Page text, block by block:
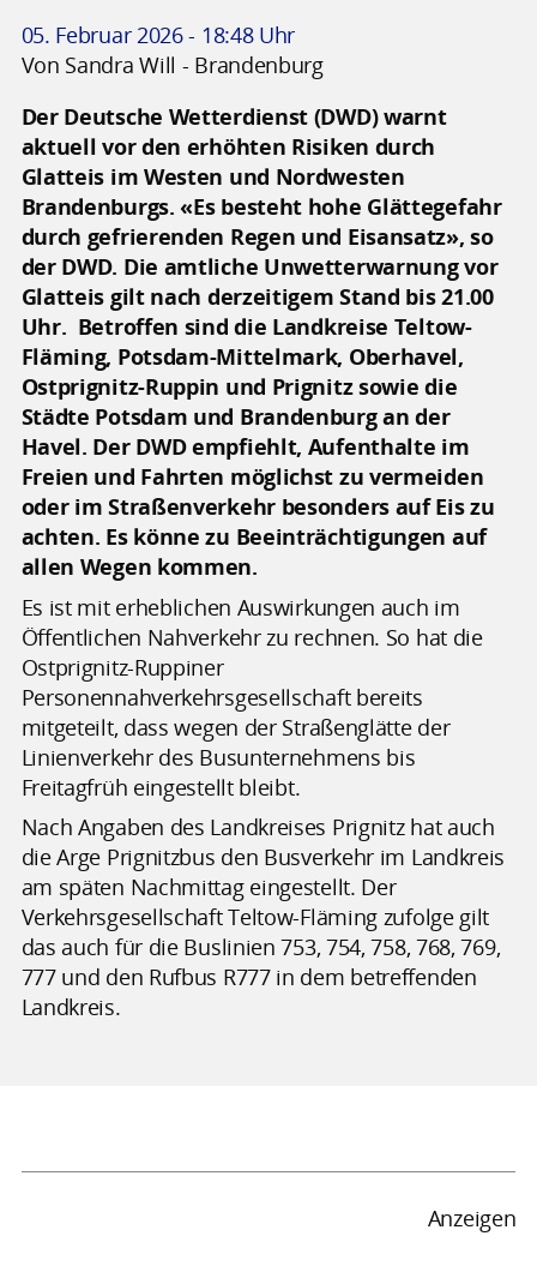
05. Februar 2026 - 18:48 Uhr
Von Sandra Will - Brandenburg
Der Deutsche Wetterdienst (DWD) warnt
aktuell vor den erhöhten Risiken durch
Glatteis im Westen und Nordwesten
Brandenburgs. «Es besteht hohe Glättegefahr
durch gefrierenden Regen und Eisansatz», so
der DWD. Die amtliche Unwetterwarnung vor
Glatteis gilt nach derzeitigem Stand bis 21.00
Uhr. Betroffen sind die Landkreise Teltow-
Fläming, Potsdam-Mittelmark, Oberhavel,
Ostprignitz-Ruppin und Prignitz sowie die
Städte Potsdam und Brandenburg an der
Havel. Der DWD empfiehlt, Aufenthalte im
Freien und Fahrten möglichst zu vermeiden
oder im Straßenverkehr besonders auf Eis zu
achten. Es könne zu Beeinträchtigungen auf
allen Wegen kommen.
Es ist mit erheblichen Auswirkungen auch im
Öffentlichen Nahverkehr zu rechnen. So hat die
Ostprignitz-Ruppiner
Personennahverkehrsgesellschaft bereits
mitgeteilt, dass wegen der Straßenglätte der
Linienverkehr des Busunternehmens bis
Freitagfrüh eingestellt bleibt.
Nach Angaben des Landkreises Prignitz hat auch
die Arge Prignitzbus den Busverkehr im Landkreis
am späten Nachmittag eingestellt. Der
Verkehrsgesellschaft Teltow-Fläming zufolge gilt
das auch für die Buslinien 753, 754, 758, 768, 769,
777 und den Rufbus R777 in dem betreffenden
Landkreis.
Anzeigen